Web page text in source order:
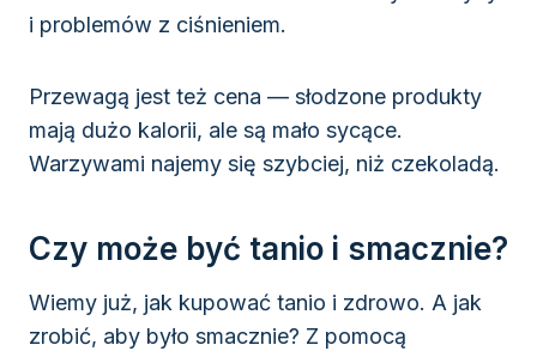
i problemów z ciśnieniem.
Przewagą jest też cena — słodzone produkty
mają dużo kalorii, ale są mało sycące.
Warzywami najemy się szybciej, niż czekoladą.
Czy może być tanio i smacznie?
Wiemy już, jak kupować tanio i zdrowo. A jak
zrobić, aby było smacznie? Z pomocą